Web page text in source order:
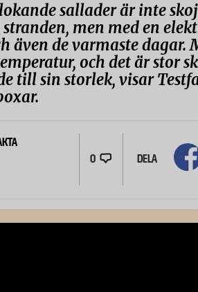
sallader är inte
men med en
även de varmaste dagar.
och det är stor
till sin storlek, visar
0 DELA